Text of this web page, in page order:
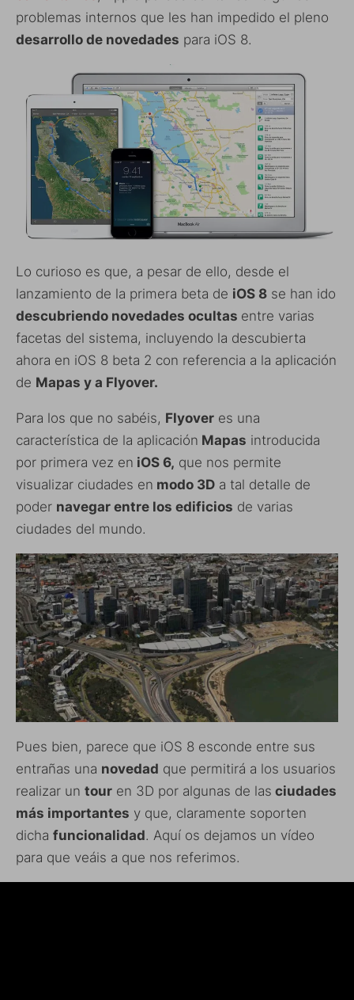
problemas internos que les han impedido el pleno
desarrollo de novedades para iOS 8.
Lo curioso es que, a pesar de ello, desde el
lanzamiento de la primera beta de iOS 8 se han ido
descubriendo novedades ocultas entre varias
facetas del sistema, incluyendo la descubierta
ahora en iOS 8 beta 2 con referencia a la aplicación
de Mapas y a Flyover.
Para los que no sabéis, Flyover es una
característica de la aplicación Mapas introducida
por primera vez en iOS 6, que nos permite
visualizar ciudades en modo 3D a tal detalle de
poder navegar entre los edificios de varias
ciudades del mundo.
Pues bien, parece que iOS 8 esconde entre sus
entrañas una novedad que permitirá a los usuarios
realizar un tour en 3D por algunas de las ciudades
más importantes y que, claramente soporten
dicha funcionalidad. Aquí os dejamos un vídeo
para que veáis a que nos referimos.